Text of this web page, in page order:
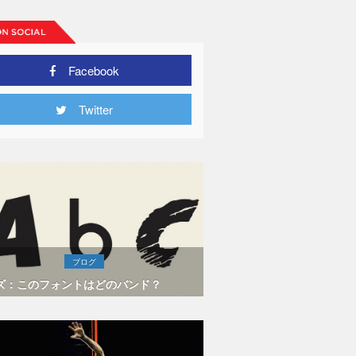
Facebook
Twitter
ブログ
：このフォントはどのバンド？